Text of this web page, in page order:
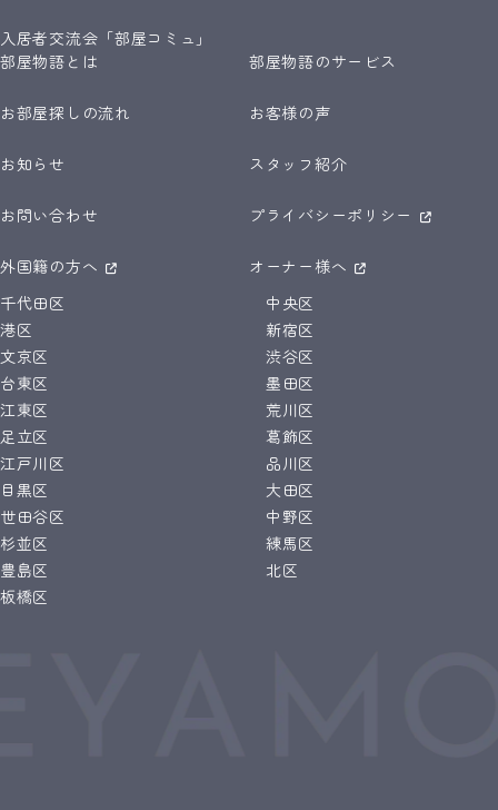
入居者交流会「部屋コミュ」
部屋物語とは
部屋物語のサービス
お部屋探しの流れ お客様の声
お知らせ スタッフ紹介
お問い合わせ プライバシーポリシー
外国籍の方へ
オーナー様へ
千代田区
中央区
港区
新宿区
文京区
渋谷区
台東区
墨田区
江東区
荒川区
足立区
葛飾区
江戸川区
品川区
目黒区
大田区
世田谷区
中野区
杉並区
練馬区
豊島区
北区
板橋区